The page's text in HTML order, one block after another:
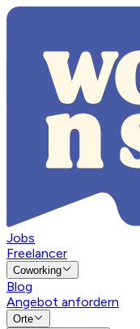
Jobs
Freelancer
Coworking
Blog
Angebot anfordern
Orte